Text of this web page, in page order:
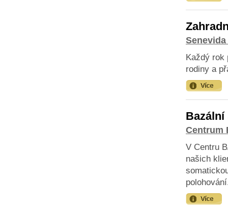
Senevida
Každý rok
rodiny a
Centrum
V Centru
našich